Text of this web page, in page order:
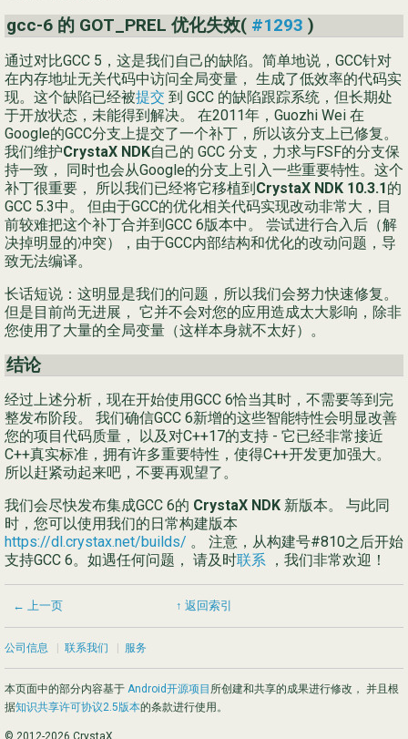
gcc-6 的 GOT_PREL 优化失效( #1293 )
通过对比GCC 5，这是我们自己的缺陷。简单地说，GCC针对
在内存地址无关代码中访问全局变量， 生成了低效率的代码实
现。这个缺陷已经被提交 到 GCC 的缺陷跟踪系统，但长期处
于开放状态，未能得到解决。 在2011年，Guozhi Wei 在
Google的GCC分支上提交了一个补丁，所以该分支上已修复。
我们维护CrystaX NDK自己的 GCC 分支，力求与FSF的分支保
持一致， 同时也会从Google的分支上引入一些重要特性。这个
补丁很重要， 所以我们已经将它移植到CrystaX NDK 10.3.1的
GCC 5.3中。 但由于GCC的优化相关代码实现改动非常大，目
前较难把这个补丁合并到GCC 6版本中。 尝试进行合入后（解
决掉明显的冲突），由于GCC内部结构和优化的改动问题，导
致无法编译。
长话短说：这明显是我们的问题，所以我们会努力快速修复。
但是目前尚无进展， 它并不会对您的应用造成太大影响，除非
您使用了大量的全局变量（这样本身就不太好）。
结论
经过上述分析，现在开始使用GCC 6恰当其时，不需要等到完
整发布阶段。 我们确信GCC 6新增的这些智能特性会明显改善
您的项目代码质量， 以及对C++17的支持 - 它已经非常接近
C++真实标准，拥有许多重要特性，使得C++开发更加强大。
所以赶紧动起来吧，不要再观望了。
我们会尽快发布集成GCC 6的 CrystaX NDK 新版本。 与此同
时，您可以使用我们的日常构建版本
https://dl.crystax.net/builds/ 。 注意，从构建号#810之后开始
支持GCC 6。如遇任何问题， 请及时联系 ，我们非常欢迎！
← 上一页 ↑ 返回索引
公司信息 联系我们 服务
本页面中的部分内容基于 Android开源项目 所创建和共享的成果进行修改， 并且根
据知识共享许可协议2.5版本的条款进行使用。